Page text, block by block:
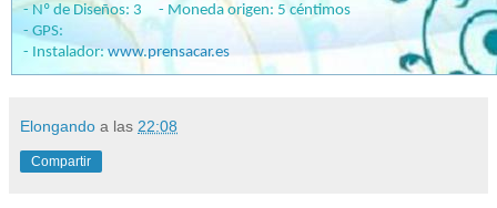
- Nº de Diseños: 3 - Moneda origen: 5 céntimos
- GPS:
- Instalador:www.prensacar.es
Elongando a las 22:08
Compartir